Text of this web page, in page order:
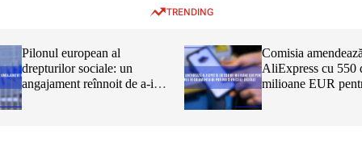
TRENDING
Pilonul european al
drepturilor sociale: un
angajament reînnoit de a-i
proteja și a-i capacita pe
cetățenii UE
Comisia
AliExpress cu 550
milioane EUR
încălcarea
privind serviciile